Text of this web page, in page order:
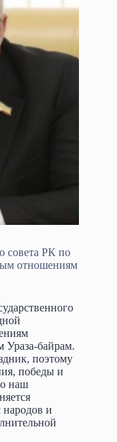
совета РК по
отношениям
Ураза-байрам.
поэтому
победы и
наш
и